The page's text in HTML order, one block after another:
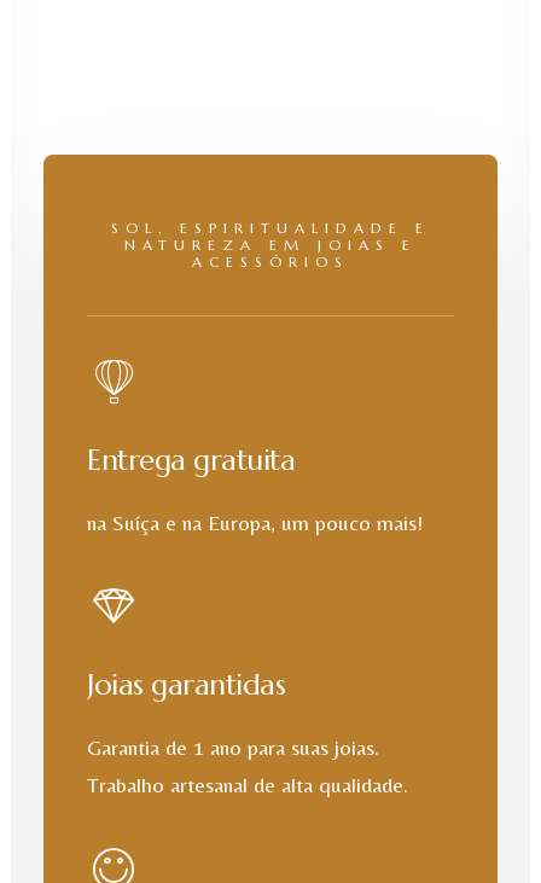
SOL, ESPIRITUALIDADE E
NATUREZA EM JOIAS E
ACESSÓRIOS
Entrega gratuita
na Suíça e na Europa, um pouco mais!
Joias garantidas
Garantia de 1 ano para suas joias.
Trabalho artesanal de alta qualidade.